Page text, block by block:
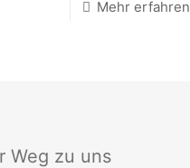
Mehr erfahren
Weg zu uns